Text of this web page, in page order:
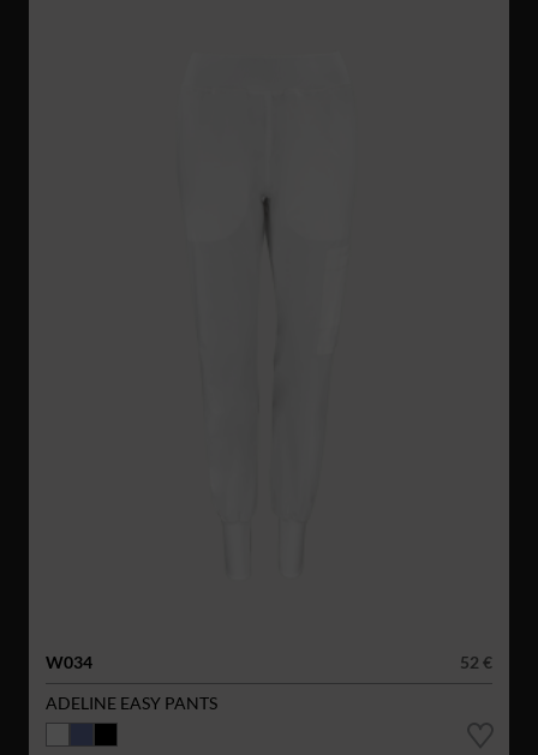
W034
52 €
ADELINE EASY PANTS